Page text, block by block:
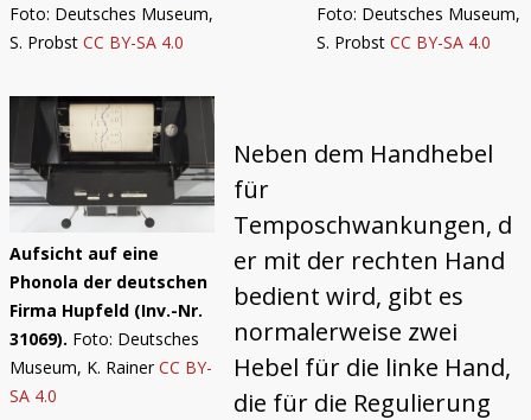
Foto: Deutsches Museum,
S. Probst CC BY-SA 4.0
Foto: Deutsches Museum,
S. ProbstCC BY-SA 4.0
Aufsicht auf eine
Phonola der deutschen
Firma Hupfeld (Inv.-Nr.
31069). Foto: Deutsches
Museum, K. RainerCC BY-
SA 4.0
Neben dem Handhebel
für
Temposchwankungen, d
er mit der rechten Hand
bedient wird, gibt es
normalerweise zwei
Hebel für die linke Hand,
die für die Regulierung